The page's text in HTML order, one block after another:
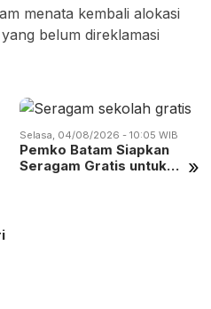
menata kembali alokasi
belum direklamasi
»
Selasa, 04/08/2026 - 10:05 WIB
Pemko Batam Siapkan
Seragam Gratis untuk…